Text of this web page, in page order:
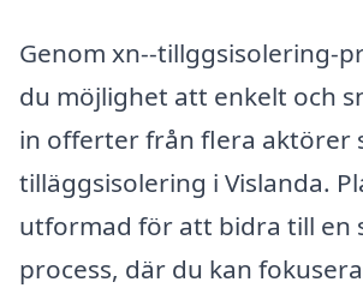
Genom xn--tillggsisolering-
du möjlighet att enkelt och
in offerter från flera aktörer
tilläggsisolering i Vislanda.
utformad för att bidra till en
process, där du kan